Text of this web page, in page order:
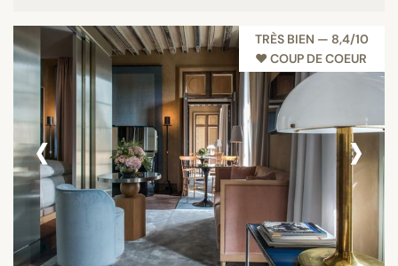
TRÈS BIEN — 8,4/10
♥︎ COUP DE COEUR
‹ ›